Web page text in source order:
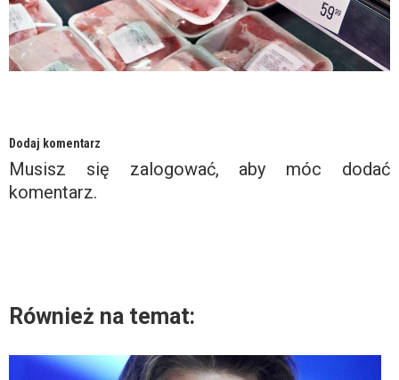
Dodaj komentarz
Musisz się zalogować, aby móc dodać
komentarz.
Również na temat: